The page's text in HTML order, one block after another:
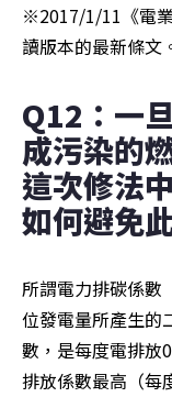
※2017/1/11《電
讀版本的最新條文
Q12：一
成污染的
這次修法
如何避免
所謂電力排碳係數
位發電量所產生的
數，是每度電排放
排放係數最高（每